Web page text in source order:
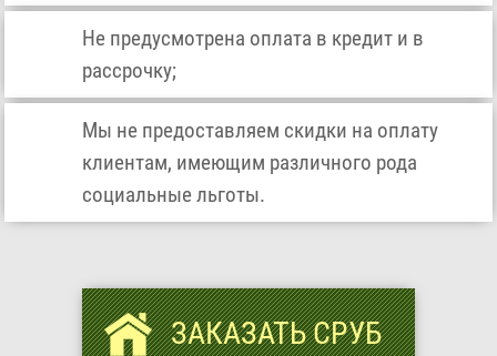
Не предусмотрена оплата в кредит и в
рассрочку;
Мы не предоставляем скидки на оплату
клиентам, имеющим различного рода
социальные льготы.
ЗАКАЗАТЬ СРУБ